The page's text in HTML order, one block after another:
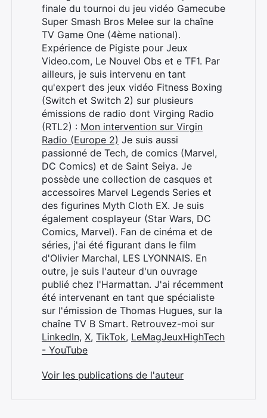
finale du tournoi du jeu vidéo Gamecube
Super Smash Bros Melee sur la chaîne
TV Game One (4ème national).
Expérience de Pigiste pour Jeux
Video.com, Le Nouvel Obs et e TF1. Par
ailleurs, je suis intervenu en tant
qu'expert des jeux vidéo Fitness Boxing
(Switch et Switch 2) sur plusieurs
émissions de radio dont Virging Radio
(RTL2) : Mon intervention sur Virgin
Radio (Europe 2) Je suis aussi
passionné de Tech, de comics (Marvel,
DC Comics) et de Saint Seiya. Je
possède une collection de casques et
accessoires Marvel Legends Series et
des figurines Myth Cloth EX. Je suis
également cosplayeur (Star Wars, DC
Comics, Marvel). Fan de cinéma et de
séries, j'ai été figurant dans le film
d'Olivier Marchal, LES LYONNAIS. En
outre, je suis l'auteur d'un ouvrage
publié chez l'Harmattan. J'ai récemment
été intervenant en tant que spécialiste
sur l'émission de Thomas Hugues, sur la
chaîne TV B Smart. Retrouvez-moi sur
LinkedIn, X, TikTok, LeMagJeuxHighTech
- YouTube
Voir les publications de l'auteur
Rechercher
: